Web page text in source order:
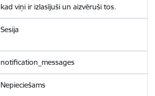
kad viņi ir izlasījuši un aizvēruši tos.
Sesija
notification_messages
Nepieciešams